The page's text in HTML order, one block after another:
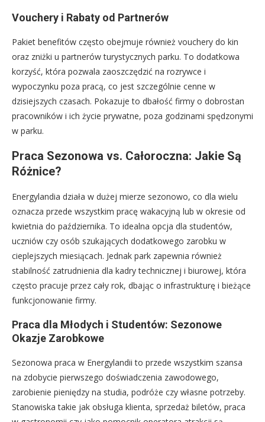
Vouchery i Rabaty od Partnerów
Pakiet benefitów często obejmuje również vouchery do kin
oraz zniżki u partnerów turystycznych parku. To dodatkowa
korzyść, która pozwala zaoszczędzić na rozrywce i
wypoczynku poza pracą, co jest szczególnie cenne w
dzisiejszych czasach. Pokazuje to dbałość firmy o dobrostan
pracowników i ich życie prywatne, poza godzinami spędzonymi
w parku.
Praca Sezonowa vs. Całoroczna: Jakie Są
Różnice?
Energylandia działa w dużej mierze sezonowo, co dla wielu
oznacza przede wszystkim pracę wakacyjną lub w okresie od
kwietnia do października. To idealna opcja dla studentów,
uczniów czy osób szukających dodatkowego zarobku w
cieplejszych miesiącach. Jednak park zapewnia również
stabilność zatrudnienia dla kadry technicznej i biurowej, która
często pracuje przez cały rok, dbając o infrastrukturę i bieżące
funkcjonowanie firmy.
Praca dla Młodych i Studentów: Sezonowe
Okazje Zarobkowe
Sezonowa praca w Energylandii to przede wszystkim szansa
na zdobycie pierwszego doświadczenia zawodowego,
zarobienie pieniędzy na studia, podróże czy własne potrzeby.
Stanowiska takie jak obsługa klienta, sprzedaż biletów, praca